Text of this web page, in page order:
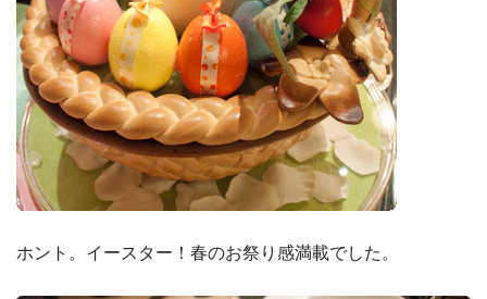
ホント。イースター！春のお祭り感満載でした。